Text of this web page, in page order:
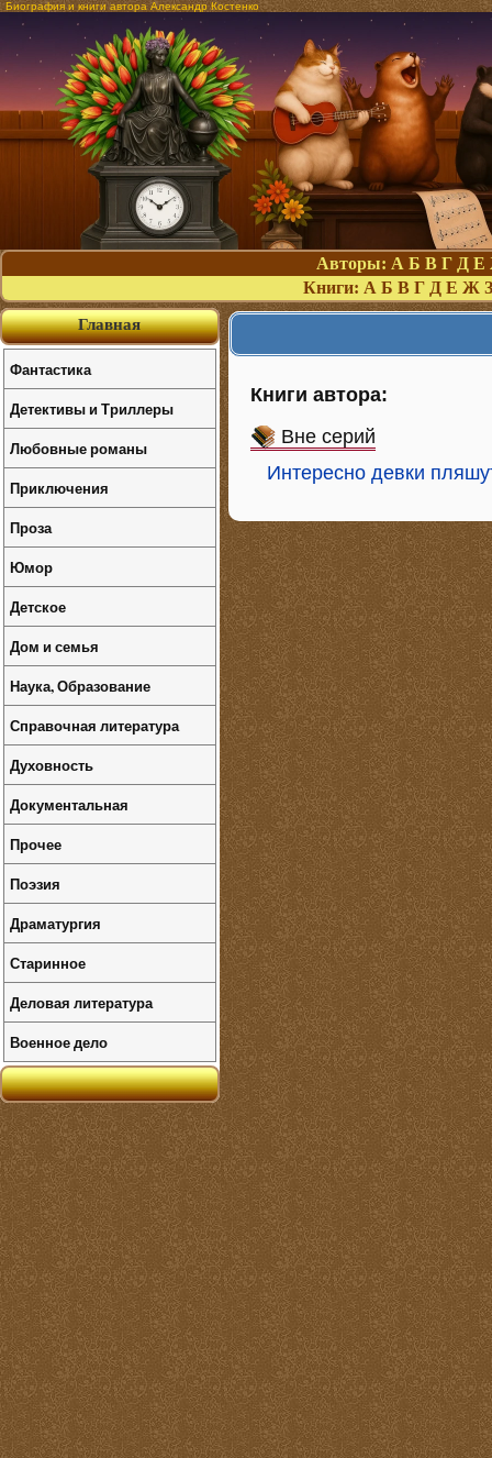
Биография и книги автора Александр Костенко
Авторы: А Б В Г Д Е
Книги: А Б В Г Д Е Ж З
Книги автора:
Вне серий
Интересно девки
Главная
Фантастика
Детективы и Триллеры
Любовные романы
Приключения
Проза
Юмор
Детское
Дом и семья
Наука, Образование
Справочная литература
Духовность
Документальная
Прочее
Поэзия
Драматургия
Старинное
Деловая литература
Военное дело